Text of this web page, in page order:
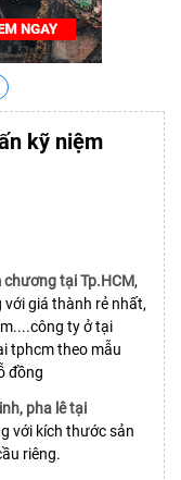
kỹ niệm
chương tại Tp.HCM,
giá thành rẻ nhất,
ty ở tại
tphcm theo mẫu
đồng
pha lê tại
với kích thước sản
riêng.